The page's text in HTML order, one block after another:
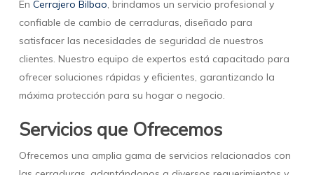
En Cerrajero Bilbao, brindamos un servicio profesional y
confiable de cambio de cerraduras, diseñado para
satisfacer las necesidades de seguridad de nuestros
clientes. Nuestro equipo de expertos está capacitado para
ofrecer soluciones rápidas y eficientes, garantizando la
máxima protección para su hogar o negocio.
Servicios que Ofrecemos
Ofrecemos una amplia gama de servicios relacionados con